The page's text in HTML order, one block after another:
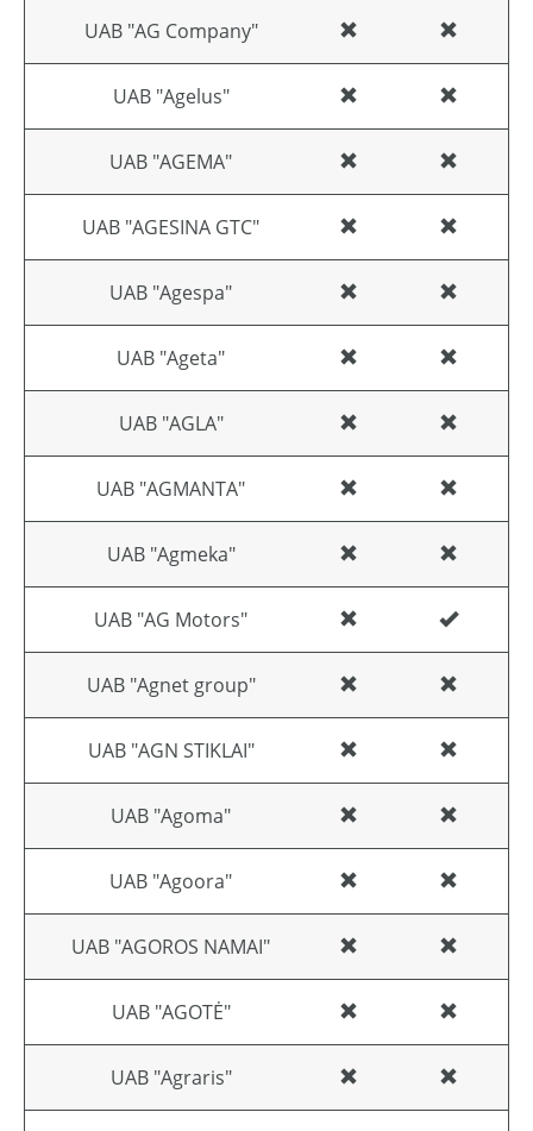
UAB "AG Company"
UAB "Agelus"
UAB "AGEMA"
UAB "AGESINA GTC"
UAB "Agespa"
UAB "Ageta"
UAB "AGLA"
UAB "AGMANTA"
UAB "Agmeka"
UAB "AG Motors"
UAB "Agnet group"
UAB "AGN STIKLAI"
UAB "Agoma"
UAB "Agoora"
UAB "AGOROS NAMAI"
UAB "AGOTĖ"
UAB "Agraris"